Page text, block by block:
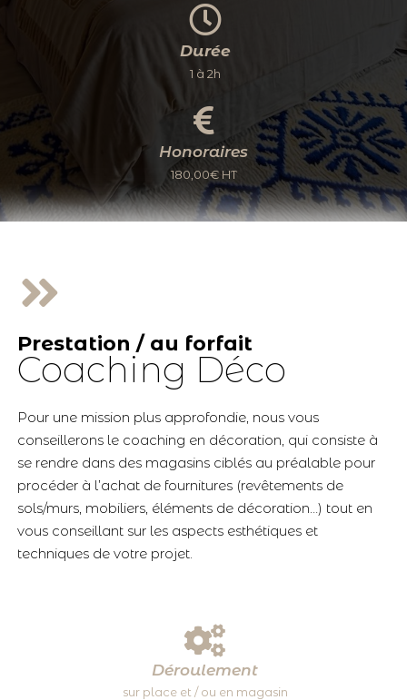
Durée
1 à 2h
Honoraires
180,00€ HT
Prestation / au forfait
Coaching Déco
Pour une mission plus approfondie, nous vous
conseillerons le coaching en décoration, qui consiste à
se rendre dans des magasins ciblés au préalable pour
procéder à l’achat de fournitures (revêtements de
sols/murs, mobiliers, éléments de décoration…) tout en
vous conseillant sur les aspects esthétiques et
techniques de votre projet.
Déroulement
sur place et / ou en magasin